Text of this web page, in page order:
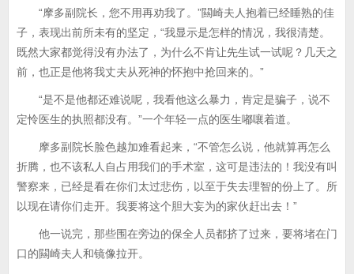
“摩多副院长，您不用再劝我了。”闗崎夫人抱着已经睡熟的佳
子，表现出前所未有的坚定，“我显示是怎样的情况，我很清楚。
既然大家都觉得没有办法了，为什么不肯让先生试一试呢？几天之
前，也正是他将我丈夫从死神的怀抱中抢回来的。”
“是不是他都还难说呢，我看他这么暴力，肯定是骗子，说不
定怜医生的执照都没有。”一个年轻一点的医生嘟嚷着道。
摩多副院长脸色越加难看起来，“不管怎么说，他就算再怎么
折腾，也不该私人自占用我们的手术室，这可是违法的！我没有叫
警察来，已经是看在你们太过悲伤，以至于失去理智的份上了。所
以现在请你们走开。我要将这个胆大妄为的家伙赶出去！”
他一说完，那些围在旁边的保全人员都挤了过来，要将堵在门
口的闗崎夫人和镜像拉开。